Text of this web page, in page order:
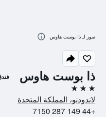
ذا بوست هاوس
3 نجوم
لاندودنو، المملكة المتحدة
+44 149 287 7150
صور لـ ذا بوست هاوس